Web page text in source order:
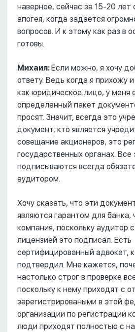
наверное, сейчас за 15-20 лет
апогея, когда задается
вопросов. И к этому как раз в
готовы.
Михаил: Если можно, я хочу
ответу. Ведь когда я прихожу
как юридическое лицо, у меня
определенный пакет
просят. Значит, всегда это
документ, кто является
совещание акционеров, это
государственных органах.
подписываются всегда
аудитором.
Хочу сказать, что эти
являются гарантом для банка,
компания, поскольку аудитор
лицензией это подписал. Есть
сертифицированный адвокат,
подтвердил. Мне кажется,
настолько строг в проверке
поскольку к нему приходят с
зарегистрироваными в этой
организации по регистрации
люди приходят полностью с